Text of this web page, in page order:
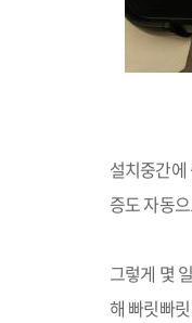
설치중간
증도 자동
그렇게 몇
해 빠릿빠